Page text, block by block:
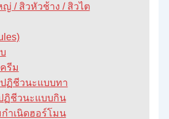
/ สิวหัวช้าง / สิวไต
รีม
ฏิชีวนะแบบทา
ฏิชีวนะแบบกิน
ำเนิดฮอร์โมน